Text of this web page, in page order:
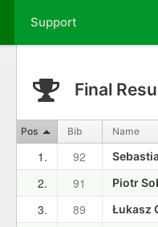
Support
Final
Pos Bib Name
1. 92
2. 91 Piotr
3. 89 Łukasz